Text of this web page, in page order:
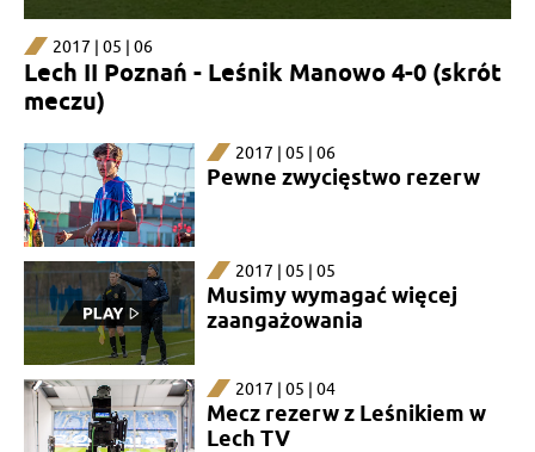
2017 | 05 | 06
Lech II Poznań - Leśnik Manowo 4-0 (skrót
meczu)
2017 | 05 | 06
Pewne zwycięstwo rezerw
2017 | 05 | 05
Musimy wymagać więcej
zaangażowania
2017 | 05 | 04
Mecz rezerw z Leśnikiem w
Lech TV